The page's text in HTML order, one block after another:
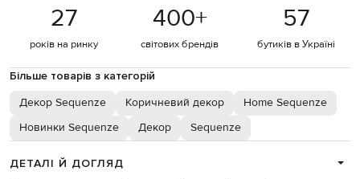
27
років на ринку
400+
світових брендів
57
бутиків в Україні
Більше товарів з категорій
Декор Sequenze Коричневий декор
Home Sequenze
Новинки Sequenze
Декор Sequenze
ДЕТАЛІ Й ДОГЛЯД